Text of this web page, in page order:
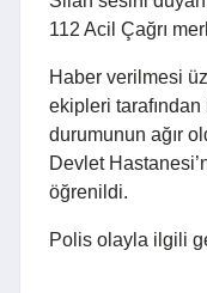
112 Acil Çağrı
Haber verilmesi
ekipleri
durumunun ağır
Devlet
öğrenildi.
Polis olayla ilgili